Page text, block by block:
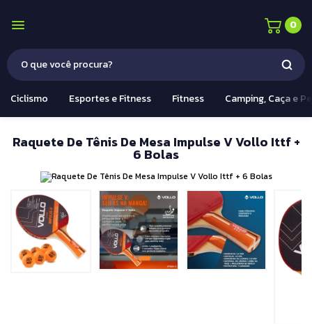
0
Ciclismo Esportes e Fitness Fitness Camping, Caça e
Raquete De Tênis De Mesa Impulse V Vollo Ittf +
6 Bolas